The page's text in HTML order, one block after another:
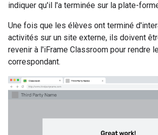
indiquer qu'il l'a terminée sur la plate-
Une fois que les élèves ont terminé
activités sur un site externe, ils doivent
revenir à l'iFrame Classroom pour rendre
correspondant.